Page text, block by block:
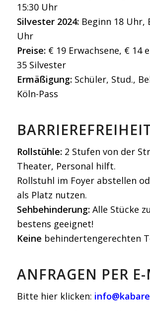
15:30 Uhr
Silvester 2024:Beginn 18 Uhr,
Uhr
Preise:€ 19 Erwachsene, € 14
35 Silvester
Ermäßigung:Schüler, Stud.,
Köln-Pass
Rollstühle:2 Stufen von der
Theater, Personal hilft.
Rollstuhl im Foyer abstellen
als Platz nutzen.
Sehbehinderung:Alle Stücke
bestens geeignet!
Keine behindertengerechten
ANFRAGEN PER
Bitte hier klicken: